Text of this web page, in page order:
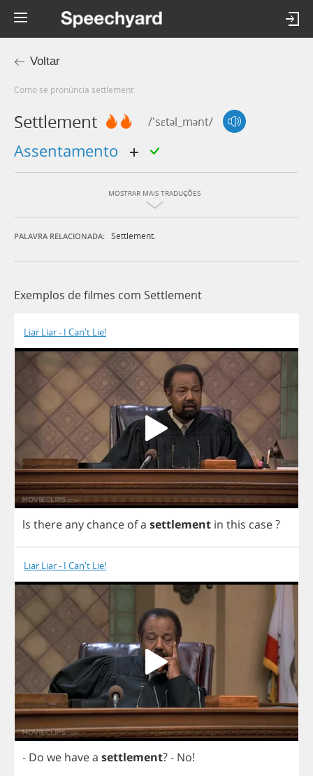
Voltar
Como se pronúncia settlement
Settlement /'sɛtəl_mənt/
assentamento
MOSTRAR MAIS TRADUÇÕES
PALAVRA RELACIONADA: Settlement.
Exemplos de filmes com Settlement
Liar Liar - I Can't Lie!
ls thereany chance ofa settlement in this case?
Liar Liar - I Can't Lie!
- Do we havea settlement?- No!